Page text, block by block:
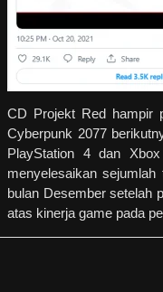
CD Projekt Red hampir
Cyberpunk 2077
PlayStation 4 dan
menyelesaikan
bulan Desember setelah
atas kinerja game pada